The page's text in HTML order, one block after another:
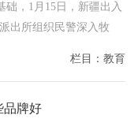
础，1月15日，新疆出入
出所组织民警深入牧
栏目：教育
品牌好